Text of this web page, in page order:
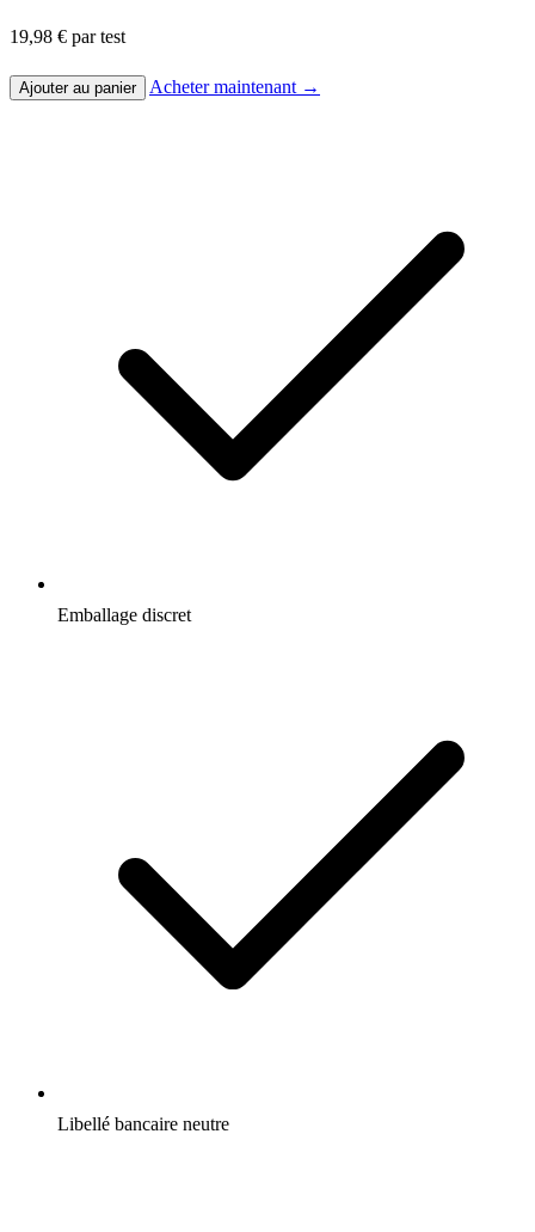
19,98 € par test
Ajouter au panier Acheter maintenant →
Emballage discret
Libellé bancaire neutre